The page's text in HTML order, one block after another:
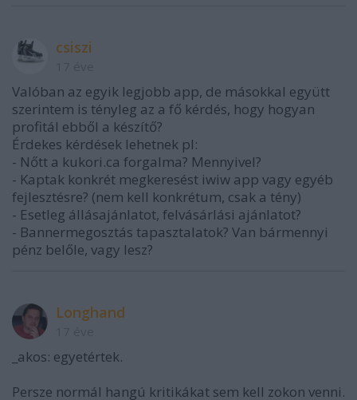
csiszi
Valóban az egyik legjobb app, de másokkal együtt
szerintem is tényleg az a fő kérdés, hogy hogyan
profitál ebből a készítő?
Érdekes kérdések lehetnek pl:
- Nőtt a kukori.ca forgalma? Mennyivel?
- Kaptak konkrét megkeresést iwiw app vagy egyéb
fejlesztésre? (nem kell konkrétum, csak a tény)
- Esetleg állásajánlatot, felvásárlási ajánlatot?
- Bannermegosztás tapasztalatok? Van bármennyi
pénz belőle, vagy lesz?
Longhand
_akos: egyetértek.
Persze normál hangú kritikákat sem kell zokon venni.